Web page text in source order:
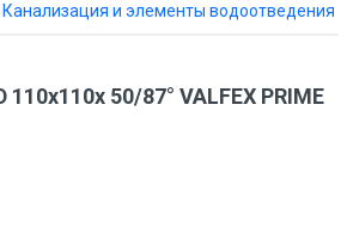
Канализация и элементы водоотведения
50/87° VALFEX PRIME